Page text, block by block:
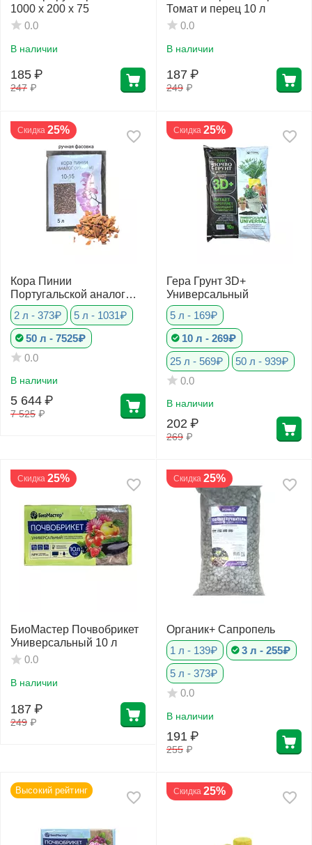
1000 х 200 х 75
0.0
В наличии
247 ₽
185 ₽
Томат и перец 10 л
0.0
В наличии
249 ₽
187 ₽
Скидка 25%
Кора Пинии
Португальской аналог
Орхиаты 15-25 мм
2 л - 373₽
5 л - 1031₽
50 л - 7525₽
0.0
В наличии
7 525 ₽
5 644 ₽
Скидка 25%
Гера Грунт 3D+
Универсальный
5 л - 169₽
10 л - 269₽
25 л - 569₽
50 л - 939₽
0.0
В наличии
269 ₽
202 ₽
Скидка 25%
БиоМастер Почвобрикет
Универсальный 10 л
0.0
В наличии
249 ₽
187 ₽
Скидка 25%
Органик+ Сапропель
1 л - 139₽
3 л - 255₽
5 л - 373₽
0.0
В наличии
255 ₽
191 ₽
Высокий рейтинг Скидка 25%